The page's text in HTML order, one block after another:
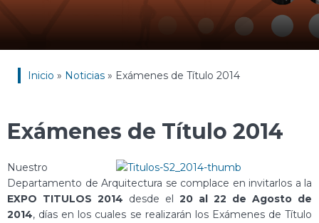
Inicio » Noticias » Exámenes de Título 2014
Exámenes de Título 2014
Nuestro
Departamento de Arquitectura se complace en invitarlos a la
EXPO TITULOS 2014 desde el 20 al 22 de Agosto de
2014, días en los cuales se realizarán los Exámenes de Título